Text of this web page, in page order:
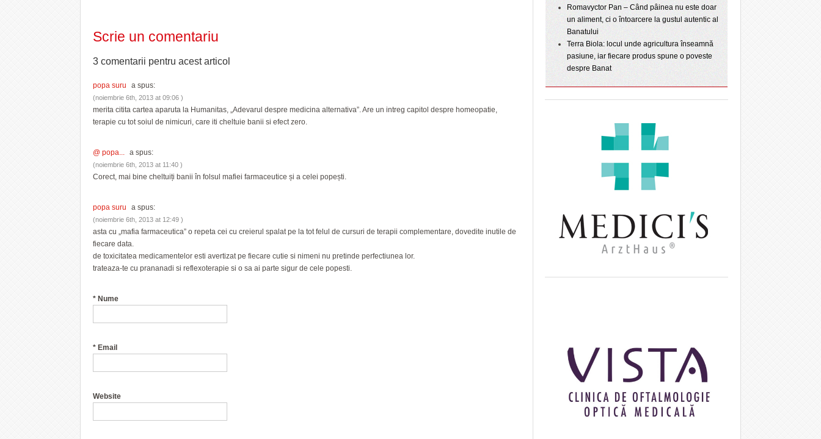
Scrie un comentariu
3 comentarii pentru acest articol
popa suru a spus:
(noiembrie 6th, 2013 at 09:06 )
merita citita cartea aparuta la Humanitas, „Adevarul despre medicina alternativa”. Are un intreg capitol despre homeopatie,
terapie cu tot soiul de nimicuri, care iti cheltuie banii si efect zero.
@ popa... a spus:
(noiembrie 6th, 2013 at 11:40 )
Corect, mai bine cheltuiți banii în folsul mafiei farmaceutice și a celei popești.
popa suru a spus:
(noiembrie 6th, 2013 at 12:49 )
asta cu „mafia farmaceutica” o repeta cei cu creierul spalat pe la tot felul de cursuri de terapii complementare, dovedite inutile de
fiecare data.
de toxicitatea medicamentelor esti avertizat pe fiecare cutie si nimeni nu pretinde perfectiunea lor.
trateaza-te cu prananadi si reflexoterapie si o sa ai parte sigur de cele popesti.
* Nume
* Email
Website
Romavyctor Pan – Când pâinea nu este doar
un aliment, ci o întoarcere la gustul autentic al
Banatului
Terra Biola: locul unde agricultura înseamnă
pasiune, iar fiecare produs spune o poveste
despre Banat